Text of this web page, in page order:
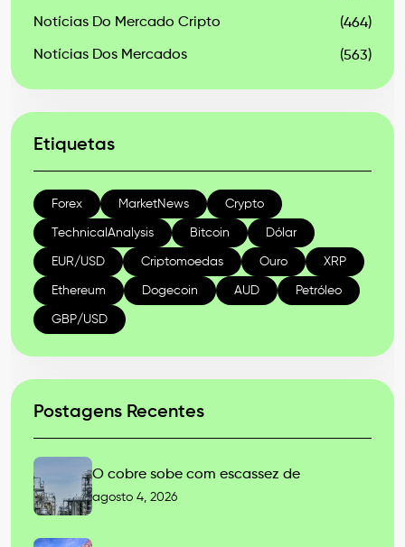
Notícias Do Mercado Cripto (464)
Notícias Dos Mercados (563)
Etiquetas
Forex MarketNews Crypto
TechnicalAnalysis Bitcoin Dólar
EUR/USD Criptomoedas Ouro XRP
Ethereum Dogecoin AUD Petróleo
GBP/USD
Postagens Recentes
O cobre sobe com escassez de
agosto 4, 2026